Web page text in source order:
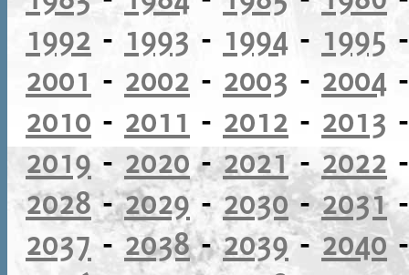
1992 - 1993 - 1994 - 1995
2001 - 2002 - 2003 - 2004
2010 - 2011 - 2012 - 2013
2019-2020-2021- 2022
2028-2029-2030-2031
2037 - 2038-2039-2040